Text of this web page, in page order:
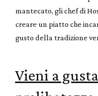
mantecato, gli chef di
creare un piatto che
gusto della tradizione
Vieni a